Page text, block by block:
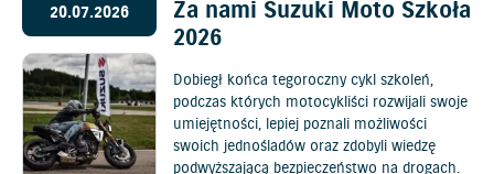
20.07.2026
Za nami Suzuki Moto Szkoła
2026
Dobiegł końca tegoroczny cykl szkoleń,
podczas których motocykliści rozwijali swoje
umiejętności, lepiej poznali możliwości
swoich jednośladów oraz zdobyli wiedzę
podwyższającą bezpieczeństwo na drogach.